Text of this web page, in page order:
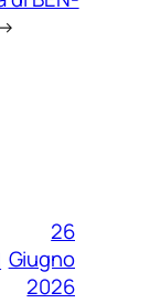
26
Giugno
2026